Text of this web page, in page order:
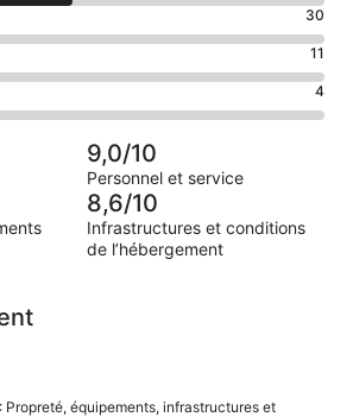
30
11
4
9,0/10
Personnel et service
8,6/10
Infrastructures et conditions
de l’hébergement
Propreté, équipements, infrastructures et